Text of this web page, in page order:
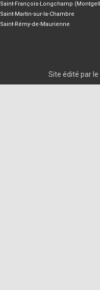
Saint-François-Longchamp
Saint-Martin-sur-la-Chambre
Saint-Rémy-de-Maurienne
Site édité par